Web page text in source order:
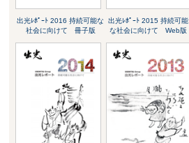
出光ﾚﾎﾟｰﾄ 2016 持続可能な
社会に向けて 冊子版
出光ﾚﾎﾟｰﾄ 2015 持続可能
な社会に向けて Web版